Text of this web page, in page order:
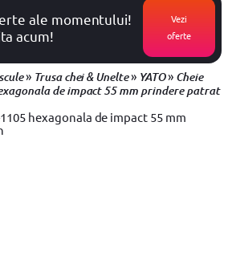
ale momentului!
acum!
Vezi
oferte
» Trusa chei & Unelte» YATO» Cheie
de impact 55 mm prindere patrat
hexagonala de impact 55 mm